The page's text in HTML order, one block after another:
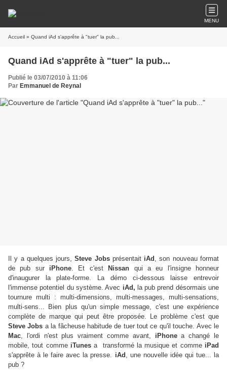
MENU
Accueil » Quand iAd s'apprête à "tuer" la pub...
Quand iAd s'apprête à "tuer" la pub...
Publié le 03/07/2010 à 11:06
Par Emmanuel de Reynal
Il y a quelques jours,Steve Jobsprésentait iAd , son nouveau format
de pub sur iPhone. Et c'est Nissan qui a eu l'insigne honneur
d'inaugurer la plate-forme. La démo ci-dessous laisse entrevoir
l'immense potentiel du système. Avec iAd, la pub prend désormais une
tournure multi : multi-dimensions, multi-messages, multi-sensations,
multi-sens... Bien plus qu'un simple message, c'est une expérience
complète de marque qui peut être proposée. Le problème c'est que
Steve Jobs a la fâcheuse habitude de tuer tout ce qu'il touche. Avec le
Mac, l'ordi n'est plus vraiment comme avant, iPhonea changé le
mobile, tout comme iTunesa transformé la musique et comme iPad
s'apprête à le faire avec la presse. iAd , une nouvelle idée qui tue... la
pub ?